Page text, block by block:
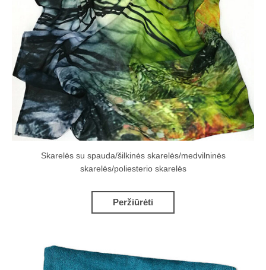
Skarelės su spauda/šilkinės skarelės/medvilninės
skarelės/poliesterio skarelės
Peržiūrėti